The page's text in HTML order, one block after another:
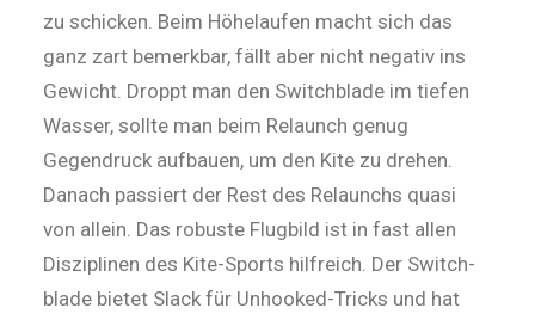
zu schicken. Beim Höhelaufen macht sich das
ganz zart bemerkbar, fällt aber nicht negativ ins
Gewicht. Droppt man den Switchblade im tiefen
Wasser, sollte man beim Relaunch genug
Gegendruck aufbauen, um den Kite zu drehen.
Danach passiert der Rest des Relaunchs quasi
von allein. Das robuste Flugbild ist in fast allen
Disziplinen des Kite-Sports hilfreich. Der Switch­
blade bietet Slack für Unhooked-Tricks und hat